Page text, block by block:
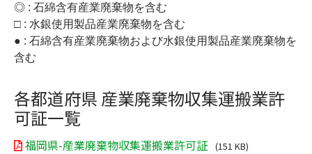
◎ : 石綿含有産業廃棄物を含む
□ : 水銀使用製品産業廃棄物を含む
● : 石綿含有産業廃棄物および水銀使用製品産業廃棄物を
含む
各都道府県 産業廃棄物収集運搬業許
可証一覧
福岡県-産業廃棄物収集運搬業許可証 (151 KB)